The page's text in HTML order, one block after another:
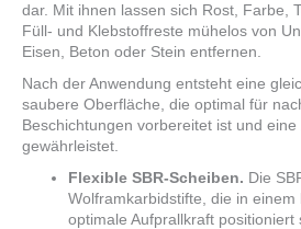
dar. Mit ihnen lassen sich Rost, Farbe,
Füll- und Klebstoffreste mühelos von
Eisen, Beton oder Stein entfernen.
Nach der Anwendung entsteht eine
saubere Oberfläche, die optimal für
Beschichtungen vorbereitet ist und
gewährleistet.
Flexible SBR-Scheiben. Die
Wolframkarbidstifte, die in
optimale Aufprallkraft positioniert